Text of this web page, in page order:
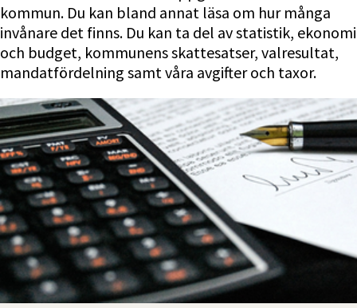
kommun. Du kan bland annat läsa om hur många
invånare det finns. Du kan ta del av statistik, ekonomi
och budget, kommunens skattesatser, valresultat,
mandatfördelning samt våra avgifter och taxor.